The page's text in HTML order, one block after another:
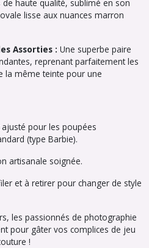
haute qualité, sublimé en son
lisse aux nuances marron
Assorties : Une superbe paire
reprenant parfaitement les
la même teinte pour une
pour les poupées
(type Barbie).
artisanale soignée.
et à retirer pour changer de style
les passionnés de photographie
pour gâter vos complices de jeu
!